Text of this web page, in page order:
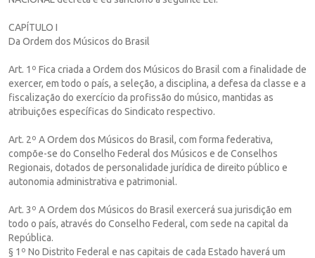
CAPÍTULO I
Da Ordem dos Músicos do Brasil
Art. 1º Fica criada a Ordem dos Músicos do Brasil com a finalidade de
exercer, em todo o país, a seleção, a disciplina, a defesa da classe e a
fiscalização do exercício da profissão do músico, mantidas as
atribuições específicas do Sindicato respectivo.
Art. 2º A Ordem dos Músicos do Brasil, com forma federativa,
compõe-se do Conselho Federal dos Músicos e de Conselhos
Regionais, dotados de personalidade jurídica de direito público e
autonomia administrativa e patrimonial.
Art. 3º A Ordem dos Músicos do Brasil exercerá sua jurisdição em
todo o país, através do Conselho Federal, com sede na capital da
República.
§ 1º No Distrito Federal e nas capitais de cada Estado haverá um